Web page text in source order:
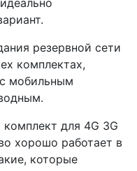
резервной сети
комплектах,
мобильным
для 4G 3G
хорошо работает в
которые